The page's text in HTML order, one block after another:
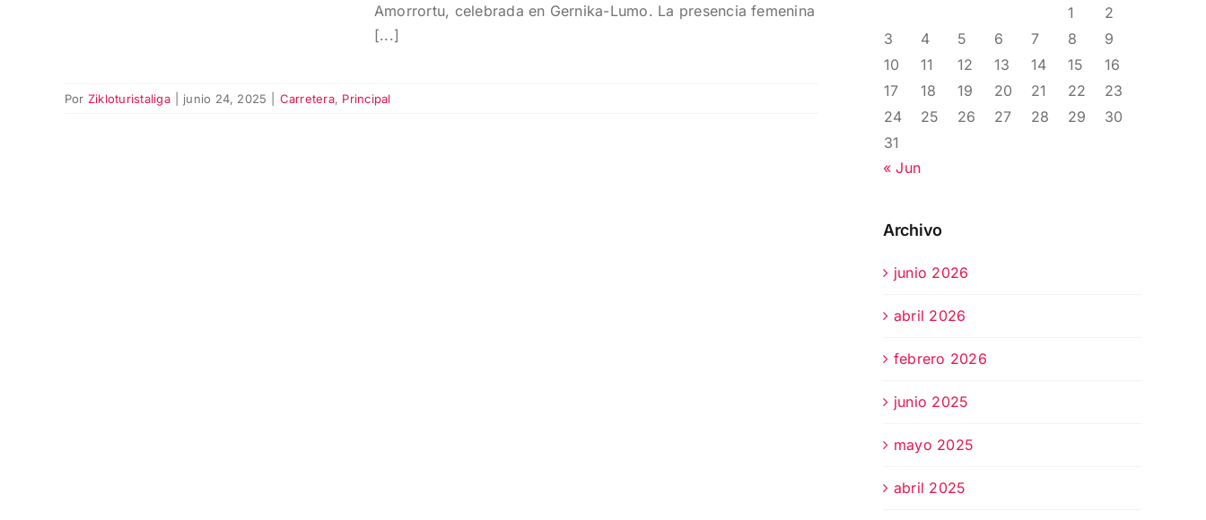
Amorrortu, celebrada en Gernika-Lumo. La presencia femenina
[...]
Por Zikloturistaliga junio 24, 2025 Carretera, Principal
1
2
3
4 5 6 7 8
9
10
11 12 13 14 15
16
17
18 19 20 21 22
23
24
25 26 27 28 29
30
31
« Jun
Archivo
junio 2026
abril 2026
febrero 2026
junio 2025
mayo 2025
abril 2025